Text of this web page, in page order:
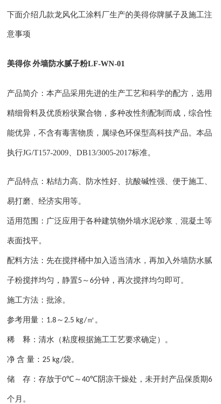
下面介绍几款龙风化工涂料厂生产的美得你牌腻子及施工注
意事项
美得你 外墙防水腻子粉LF-WN-01
产品简介：本产品采用先进的生产工艺和科学的配方，选用
精细骨料及优质粉状聚合物，多种改性剂配制而成，综合性
能优异，不含有毒害物质，属绿色环保型高科技产品。 本品
执行JG/T157-2009、 DB13/3005-2017标准。
产品特点：粘结力高、防水性好、抗酸碱性强、便于施工、
易打磨、经济实用等。
适用范围：广泛应用于各种建筑物外墙水泥砂浆﹑混凝土等
表面找平。
配料方法：先在搅拌桶中加入适当清水，再加入外墙防水腻
子粉搅拌均匀，静置5～6分钟，再次搅拌均匀即可。
施工方法：批涂。
参考用量： 1.8～2.5 kg/㎡。
稀 释：清水（粘度根据施工工艺要求确定）。
净 含 量： 25 kg/袋。
储 存：存放于0℃ ～40℃阴凉干燥处，未开封产品保质期6
个月。